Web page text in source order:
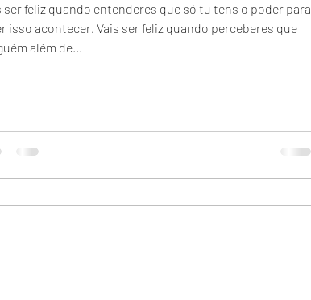
ser feliz quando entenderes que só tu tens o poder para
isso acontecer. Vais ser feliz quando perceberes que
além de...